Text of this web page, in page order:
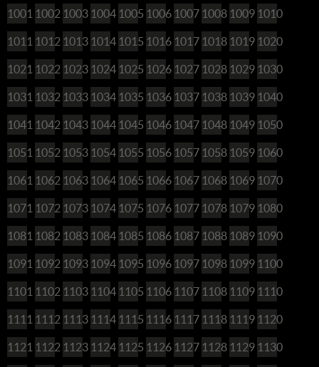
1001 1002 1003 1004 1005 1006 1007 1008 1009 1010
1011 1012 1013 1014 1015 1016 1017 1018 1019 1020
1021 1022 1023 1024 1025 1026 1027 1028 1029 1030
1031 1032 1033 1034 1035 1036 1037 1038 1039 1040
1041 1042 1043 1044 1045 1046 1047 1048 1049 1050
1051 1052 1053 1054 1055 1056 1057 1058 1059 1060
1061 1062 1063 1064 1065 1066 1067 1068 1069 1070
1071 1072 1073 1074 1075 1076 1077 1078 1079 1080
1081 1082 1083 1084 1085 1086 1087 1088 1089 1090
1091 1092 1093 1094 1095 1096 1097 1098 1099 1100
1101 1102 1103 1104 1105 1106 1107 1108 1109 1110
1111 1112 1113 1114 1115 1116 1117 1118 1119 1120
1121 1122 1123 1124 1125 1126 1127 1128 1129 1130